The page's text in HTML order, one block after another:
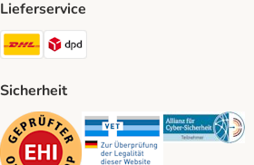
Lieferservice
DHL Shipping Method
Sicherheit
Security Security